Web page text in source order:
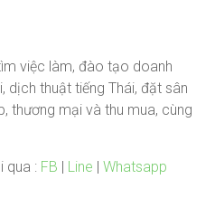
việc làm, đào tạo doanh
dịch thuật tiếng Thái, đặt sân
thương mại và thu mua, cùng
qua : FB | Line |Whatsapp